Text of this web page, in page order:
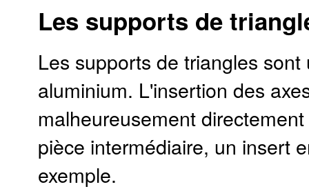
Les supports de
Les supports de triangles sont
aluminium. L'insertion des
malheureusement
pièce intermédiaire, un insert
exemple.